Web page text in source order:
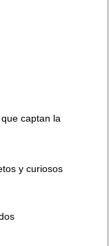
captan la
y curiosos